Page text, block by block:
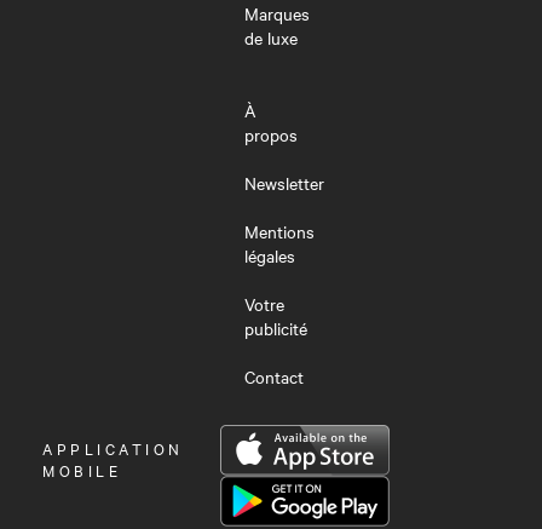
Marques
de luxe
À
propos
Newsletter
Mentions
légales
Votre
publicité
Contact
OUVRIR
LE
APPLICATION
MOBILE